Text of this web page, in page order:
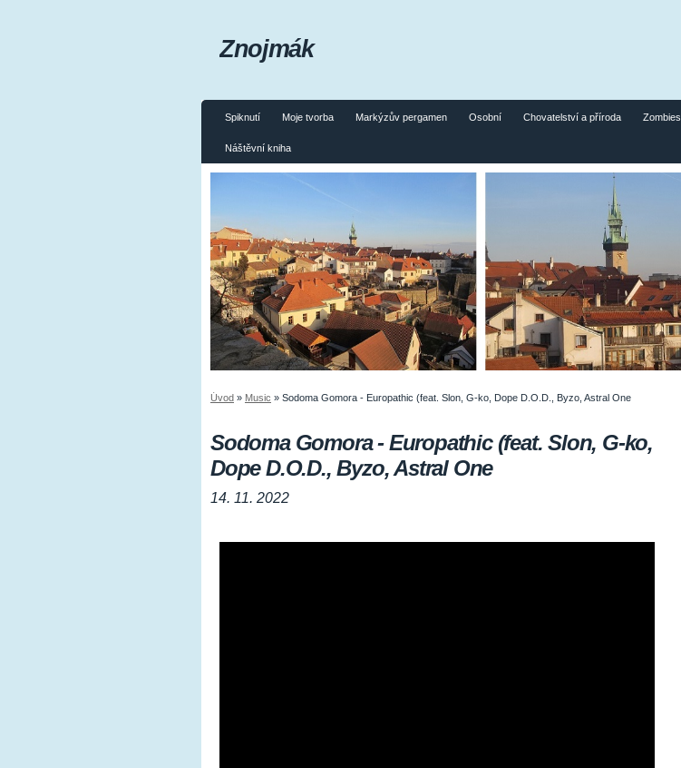
Spiknutí Moje tvorba Markýzův pergamen Osobní Chovatelství a příroda Zombies
Náštěvní kniha
Znojmák
Úvod » Music » Sodoma Gomora - Europathic (feat. Slon, G-ko, Dope D.O.D., Byzo, Astral One
Sodoma Gomora - Europathic (feat. Slon, G-ko,
Dope D.O.D., Byzo, Astral One
14. 11. 2022